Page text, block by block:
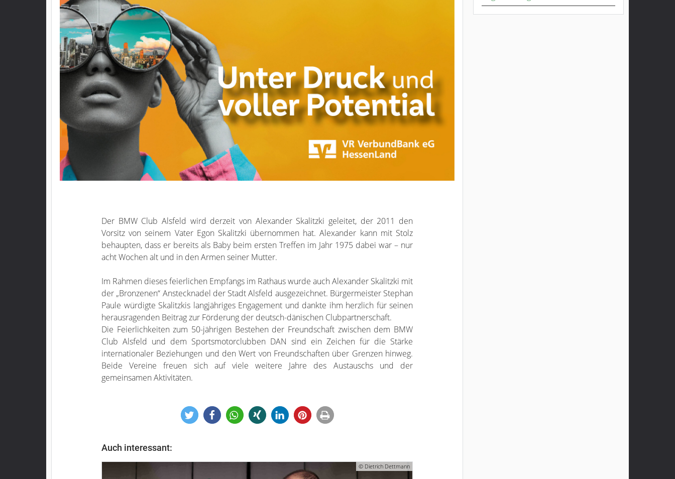
Der BMW Club Alsfeld wird derzeit von Alexander Skalitzki geleitet, der 2011 den
Vorsitz von seinem Vater Egon Skalitzki übernommen hat. Alexander kann mit Stolz
behaupten, dass er bereits als Baby beim ersten Treffen im Jahr 1975 dabei war – nur
acht Wochen alt und in den Armen seiner Mutter.
Im Rahmen dieses feierlichen Empfangs im Rathaus wurde auch Alexander Skalitzki mit
der „Bronzenen“ Anstecknadel der Stadt Alsfeld ausgezeichnet. Bürgermeister Stephan
Paule würdigte Skalitzkis langjähriges Engagement und dankte ihm herzlich für seinen
herausragenden Beitrag zur Förderung der deutsch-dänischen Clubpartnerschaft.
Die Feierlichkeiten zum 50-jährigen Bestehen der Freundschaft zwischen dem BMW
Club Alsfeld und dem Sportsmotorclubben DAN sind ein Zeichen für die Stärke
internationaler Beziehungen und den Wert von Freundschaften über Grenzen hinweg.
Beide Vereine freuen sich auf viele weitere Jahre des Austauschs und der
gemeinsamen Aktivitäten.
Auch interessant:
© Dietrich Dettmann